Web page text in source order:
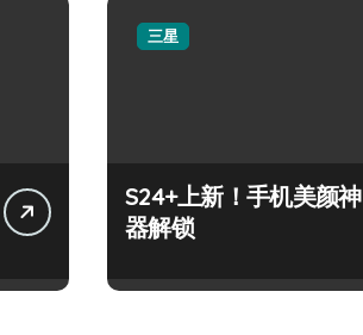
三星
S24+上新！手机美颜神
器解锁